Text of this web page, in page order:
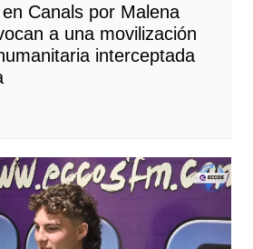
Canals por Malena
a una movilización
interceptada